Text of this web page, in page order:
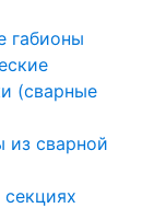
габионы
(сварные
из сварной